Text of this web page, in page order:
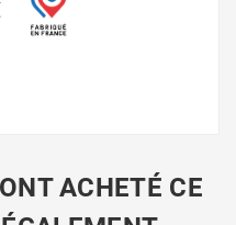
ACHETÉ CE